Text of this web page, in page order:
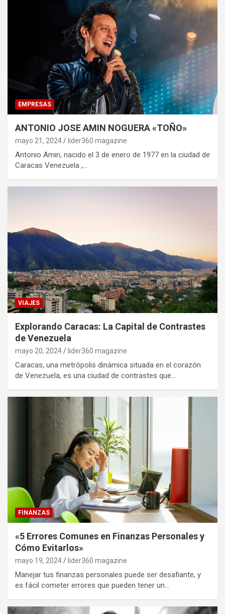
EMPRESAS
ANTONIO JOSE AMIN NOGUERA «TOÑO»
mayo 21, 2024 lider360 magazine
Antonio Amin, nacido el 3 de enero de 1977 en la ciudad de
Caracas Venezuela ,…
VIAJES
Explorando Caracas: La Capital de Contrastes
de Venezuela
mayo 20, 2024 lider360 magazine
Caracas, una metrópolis dinámica situada en el corazón
de Venezuela, es una ciudad de contrastes que…
FINANZAS
«5 Errores Comunes en Finanzas Personales y
Cómo Evitarlos»
mayo 19, 2024 lider360 magazine
Manejar tus finanzas personales puede ser desafiante, y
es fácil cometer errores que pueden tener un…